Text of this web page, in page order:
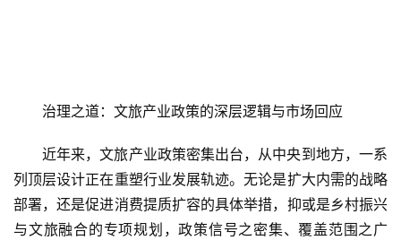
治理之道：文旅产业政策的深层逻辑与市场回应
近年来，文旅产业政策密集出台，从中央到地方，一系
列顶层设计正在重塑行业发展轨迹。无论是扩大内需的战略
部署，还是促进消费提质扩容的具体举措，抑或是乡村振兴
与文旅融合的专项规划，政策信号之密集、覆盖范围之广